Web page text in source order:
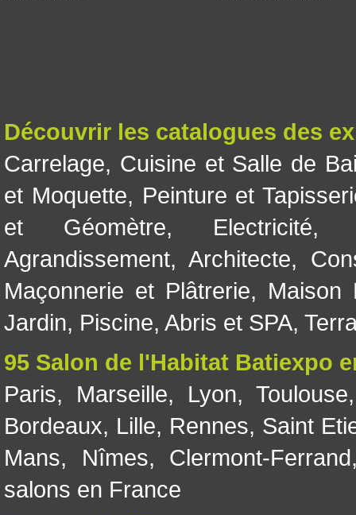
Découvrir les catalogues des
Carrelage, Cuisine et Salle de
et Moquette, Peinture et
et Géomètre, Electricité
Agrandissement, Architecte,
Maçonnerie et Plâtrerie, Maison
Jardin, Piscine, Abris et SPA,
95 Salon de l'Habitat Batiexpo
Paris, Marseille, Lyon, Toulouse
Bordeaux, Lille, Rennes, Saint
Mans, Nîmes, Clermont-Ferrand
salons en France